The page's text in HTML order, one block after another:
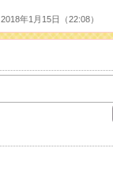
2018年1月15日（22:08）